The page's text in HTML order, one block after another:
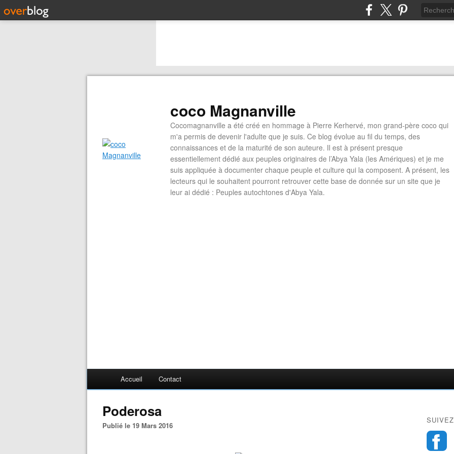
coco Magnanville
Cocomagnanville a été créé en hommage à Pierre Kerhervé, mon grand-père coco qui
m'a permis de devenir l'adulte que je suis. Ce blog évolue au fil du temps, des
connaissances et de la maturité de son auteure. Il est à présent presque
essentiellement dédié aux peuples originaires de l’Abya Yala (les Amériques) et je me
suis appliquée à documenter chaque peuple et culture qui la composent. A présent, les
lecteurs qui le souhaitent pourront retrouver cette base de donnée sur un site que je
leur ai dédié : Peuples autochtones d'Abya Yala.
Accueil Contact
Poderosa
Publié le 19 Mars 2016